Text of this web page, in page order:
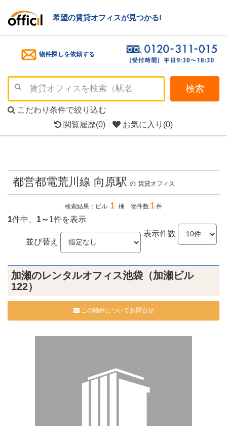
希望の賃貸オフィスが見つかる!
物件探しを依頼する
検索
こだわり条件で絞り込む
閲覧履歴(0) お気に入り (0)
都営都電荒川線 向原駅 の 賃貸オフィス
検索結果：ビル 1 棟 物件数 1件
1件中、 1～1件を表示
表示件数
並び替え
加瀬のレンタルオフィス池袋（加瀬ビル
122）
この物件についてお問合せ